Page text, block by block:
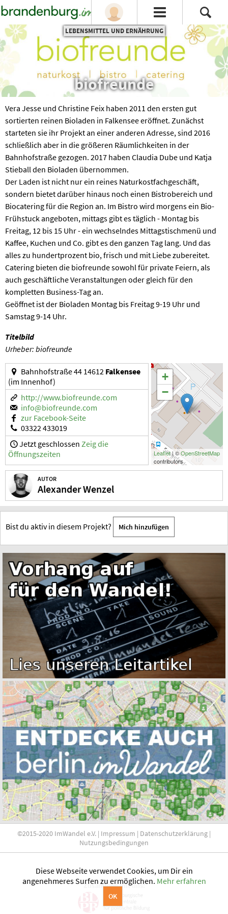
LEBENSMITTEL UND ERNÄHRUNG
biofreunde
Vera Jesse und Christine Feix haben 2011 den ersten gut
sortierten reinen Bioladen in Falkensee eröffnet. Zunächst
starteten sie ihr Projekt an einer anderen Adresse, sind 2016
schließlich aber in die größeren Räumlichkeiten in der
Bahnhofstraße gezogen. 2017 haben Claudia Dube und Katja
Stieball den Bioladen übernommen.
Der Laden ist nicht nur ein reines Naturkostfachgeschäft,
sondern bietet darüber hinaus noch einen Bistrobereich und
Biocatering für die Region an. Im Bistro wird morgens ein Bio-
Frühstuck angeboten, mittags gibt es täglich - Montag bis
Freitag, 12 bis 15 Uhr - ein wechselndes Mittagstischmenü und
Kaffee, Kuchen und Co. gibt es den ganzen Tag lang. Und das
alles zu hundertprozent bio, frisch und mit Liebe zubereitet.
Catering bieten die biofreunde sowohl für private Feiern, als
auch geschäftliche Veranstaltungen oder gleich für den
kompletten Business-Tag an.
Geöffnet ist der Bioladen Montag bis Freitag 9-19 Uhr und
Samstag 9-14 Uhr.
Titelbild
Urheber: biofreunde
+
−
Leaflet| ©OpenStreetMap
contributors
Bahnhofstraße 44 14612 Falkensee
(im Innenhof)
http://www.biofreunde.com
info@biofreunde.com
zur Facebook-Seite
03322 433019
Jetzt geschlossen Zeig die
Öffnungszeiten
AUTOR
Alexander Wenzel
Bist du aktiv in diesem Projekt? Mich hinzufügen
©2015-2020 ImWandel e.V. | Impressum | Datenschutzerklärung |
Nutzungsbedingungen
Zusammen mit uns:
Diese Webseite verwendet Cookies, um Dir ein
angenehmeres Surfen zu ermöglichen. Mehr erfahren
OK